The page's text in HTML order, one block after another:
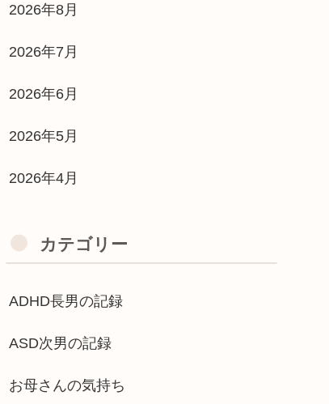
2026年8月
2026年7月
2026年6月
2026年5月
2026年4月
カテゴリー
ADHD長男の記録
ASD次男の記録
お母さんの気持ち